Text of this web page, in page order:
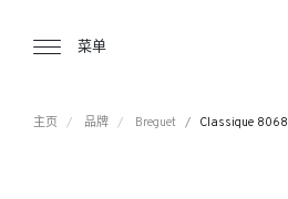
菜单
主页 品牌 Breguet Classique 8068